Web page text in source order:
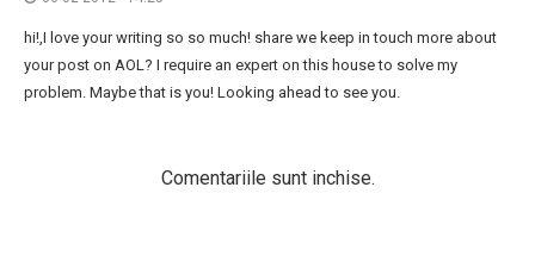
hi!,I love your writing so so much! share we keep in touch more about
your post on AOL? I require an expert on this house to solve my
problem. Maybe that is you! Looking ahead to see you.
Comentariile sunt inchise.